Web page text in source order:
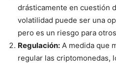
drásticamente en cuestión
volatilidad puede ser una
pero es un riesgo para
Regulación: A medida que
regular las criptomonedas,